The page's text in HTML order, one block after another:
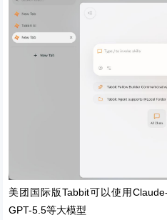
美团国际版Tabbit可以使用
GPT-5.5等大模型